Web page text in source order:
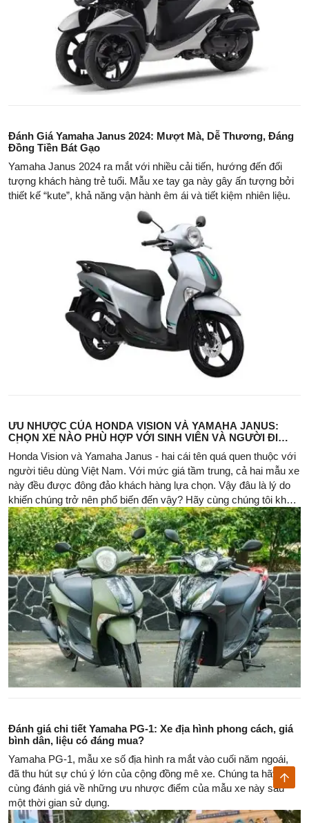
Đánh Giá Yamaha Janus 2024: Mượt Mà, Dễ Thương, Đáng
Đồng Tiền Bát Gạo
Yamaha Janus 2024 ra mắt với nhiều cải tiến, hướng đến đối
tượng khách hàng trẻ tuổi. Mẫu xe tay ga này gây ấn tượng bởi
thiết kế “kute”, khả năng vận hành êm ái và tiết kiệm nhiên liệu.
ƯU NHƯỢC CỦA HONDA VISION VÀ YAMAHA JANUS:
CHỌN XE NÀO PHÙ HỢP VỚI SINH VIÊN VÀ NGƯỜI ĐI
Honda Vision và Yamaha Janus - hai cái tên quá quen thuộc với
người tiêu dùng Việt Nam. Với mức giá tầm trung, cả hai mẫu xe
này đều được đông đảo khách hàng lựa chọn. Vậy đâu là lý do
khiến chúng trở nên phổ biến đến vậy? Hãy cùng chúng tôi khám
phá ngay nhé!
Đánh giá chi tiết Yamaha PG-1: Xe địa hình phong cách, giá
bình dân, liệu có đáng mua?
Yamaha PG-1, mẫu xe số địa hình ra mắt vào cuối năm ngoái,
đã thu hút sự chú ý lớn của cộng đồng mê xe. Chúng ta hãy
cùng đánh giá về những ưu nhược điểm của mẫu xe này sau
một thời gian sử dụng.